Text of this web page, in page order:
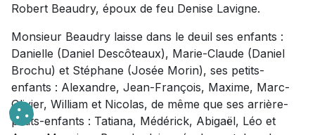
Robert Beaudry, époux de feu Denise Lavigne.
Monsieur Beaudry laisse dans le deuil ses enfants :
Danielle (Daniel Descôteaux), Marie-Claude (Daniel
Brochu) et Stéphane (Josée Morin), ses petits-
enfants : Alexandre, Jean-François, Maxime, Marc-
Olivier, William et Nicolas, de même que ses arrière-
petits-enfants : Tatiana, Médérick, Abigaël, Léo et